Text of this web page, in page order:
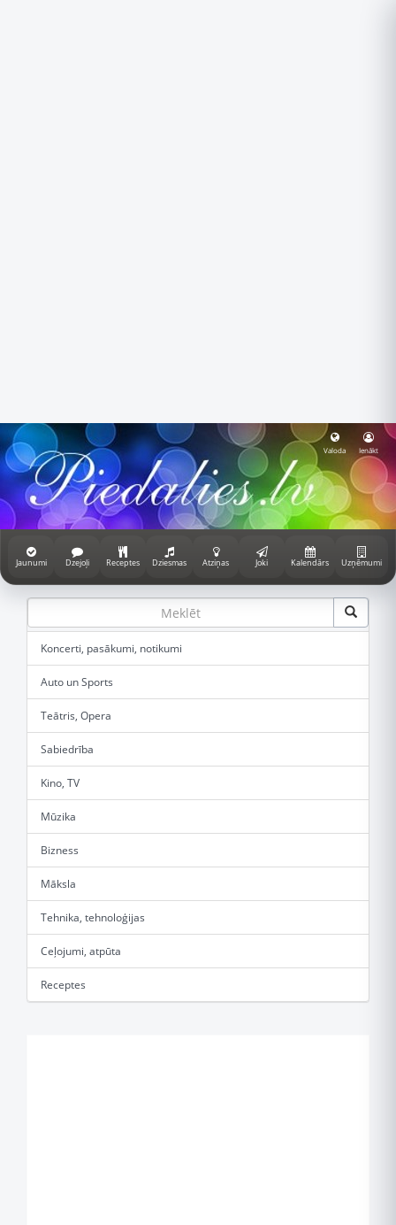
Valoda Ienākt
Jaunumi Dzejoļi Receptes Dziesmas Atziņas Joki Kalendārs Uzņēmumi
Koncerti, pasākumi, notikumi
Auto un Sports
Teātris, Opera
Sabiedrība
Kino, TV
Mūzika
Bizness
Māksla
Tehnika, tehnoloģijas
Ceļojumi, atpūta
Receptes